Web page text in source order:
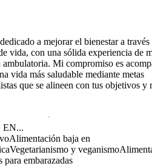
a mejorar el bienestar a través
vida, con una sólida experiencia de
ambulatoria. Mi compromiso es
vida más saludable mediante metas
que se alineen con tus objetivos y
EN...
Alimentación baja en
Vegetarianismo y veganismo
para embarazadas